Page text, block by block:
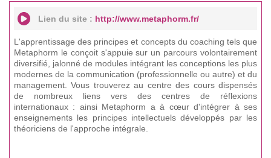
Lien du site : http://www.metaphorm.fr/
L'apprentissage des principes et concepts du coaching tels que
Metaphorm le conçoit s'appuie sur un parcours volontairement
diversifié, jalonné de modules intégrant les conceptions les plus
modernes de la communication (professionnelle ou autre) et du
management. Vous trouverez au centre des cours dispensés
de nombreux liens vers des centres de réflexions
internationaux : ainsi Metaphorm a à cœur d'intégrer à ses
enseignements les principes intellectuels développés par les
théoriciens de l'approche intégrale.